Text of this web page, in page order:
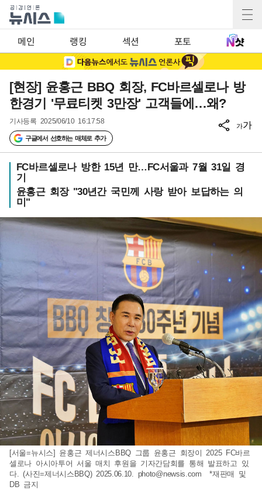
메인 랭킹 섹션 포토
[현장] 윤홍근 BBQ 회장, FC바르셀로나 방
한경기 '무료티켓 3만장' 고객들에…왜?
기사등록 2025/06/10 16:17:58
구글에서 선호하는 매체로 추가
가가
FC바르셀로나 방한 15년 만…FC서울과 7월 31일 경
기
윤홍근 회장 "30년간 국민께 사랑 받아 보답하는 의
미"
[서울=뉴시스] 윤홍근 제너시스BBQ 그룹 윤홍근 회장이 2025 FC바르
셀로나 아시아투어 서울 매치 후원을 기자간담회를 통해 발표하고 있
다. (사진=제너시스BBQ) 2025.06.10. photo@newsis.com *재판매 및
DB 금지